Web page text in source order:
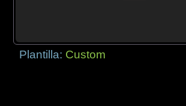
Plantilla: Custom